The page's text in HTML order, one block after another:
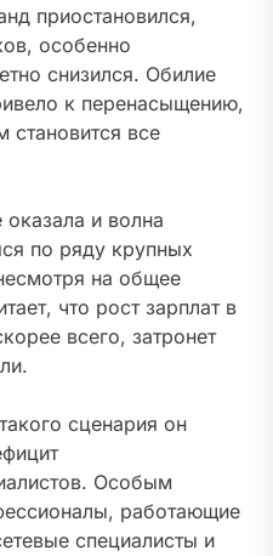
приостановился,
особенно
снизился. Обилие
к перенасыщению,
становится все
и волна
по ряду крупных
на общее
что рост зарплат в
всего, затронет
.
сценария он
. Особым
работающие
специалисты и